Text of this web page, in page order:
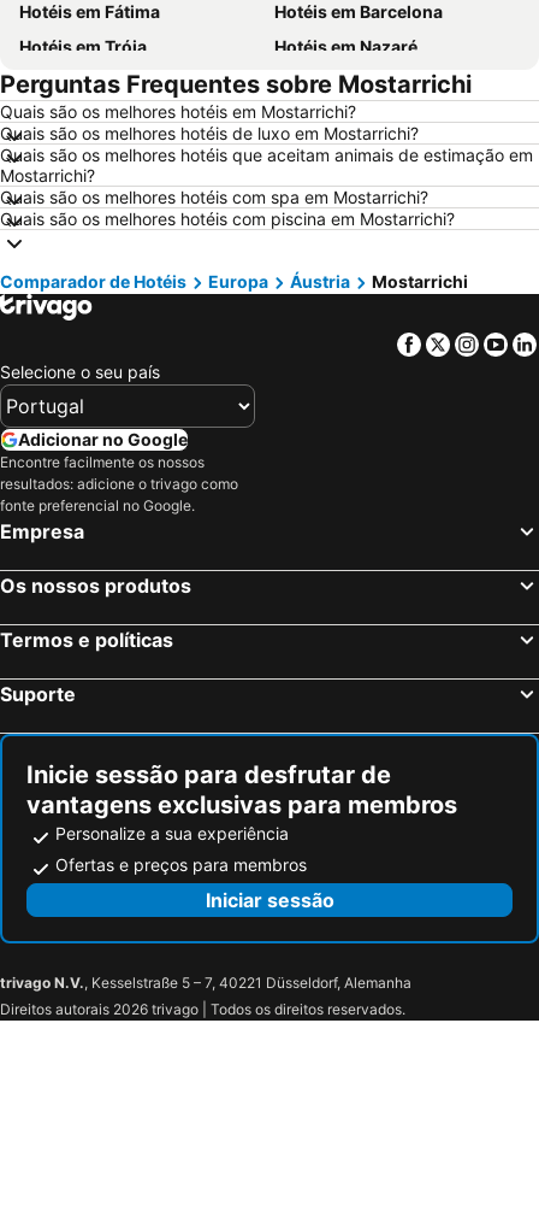
Hotéis em Fátima
Hotéis em Barcelona
Hotéis em Tróia
Hotéis em Nazaré
Hotéis em Évora
Hotéis em Peniche
Hotéis em Porto Santo
Hotéis em Isla Canela
Hotéis em Sangenjo
Hotéis em Vila Nova de Milfontes
Hotéis em Vilamoura
Hotéis em Vigo
Hotéis em Roma
Hotéis em Centro de Portugal
Hotéis em Maiorca
Hotéis em Andaluzia
Hotéis em Minorca
Hotéis em Ilha do Sal
Hotéis em Galiza
Hotéis em Douro
Hotéis em Serra da Estrela
Hotéis em Costa do Sol
Hotéis em Tenerife
Hotéis em São Miguel
Perguntas Frequentes sobre Mostarrichi
Quais são os melhores hotéis em Mostarrichi?
Quais são os melhores hotéis de luxo em Mostarrichi?
Quais são os melhores hotéis que aceitam animais de estimação em
Mostarrichi?
Quais são os melhores hotéis com spa em Mostarrichi?
Quais são os melhores hotéis com piscina em Mostarrichi?
Comparador de Hotéis Europa Áustria Mostarrichi
Facebook
Twitter
Selecione o seu país
Adicionar no Google
Encontre facilmente os nossos
resultados: adicione o trivago como
fonte preferencial no Google.
Empresa
Os nossos produtos
Termos e políticas
Suporte
Inicie sessão para desfrutar de
vantagens exclusivas para membros
Personalize a sua experiência
Ofertas e preços para membros
Iniciar sessão
trivago N.V., Kesselstraße 5 – 7, 40221 Düsseldorf, Alemanha
Direitos autorais 2026 trivago | Todos os direitos reservados.